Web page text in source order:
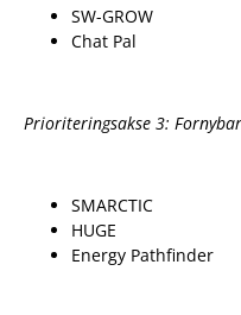
SW-GROW
Chat Pal
Prioriteringsakse 3:
SMARCTIC
HUGE
Energy Pathfinder